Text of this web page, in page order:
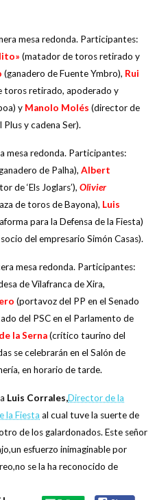
mesa redonda. Participantes:
(matador de toros retirado y
(ganadero de Fuente Ymbro), Rui
toros retirado, apoderado y
y Manolo Molés (director de
y cadena Ser).
mesa redonda. Participantes:
de Palha), Albert
de ‘Els Joglars’), Olivier
de toros de Bayona), Luis
para la Defensa de la Fiesta)
del empresario Simón Casas).
mesa redonda. Participantes:
de Vilafranca de Xira,
(portavoz del PP en el Senado
del PSC en el Parlamento de
la Serna(crítico taurino del
se celebrarán en el Salón de
en horario de tarde.
Luis Corrales,Director de la
la Fiesta al cual tuve la suerte de
de los galardonados. Este señor
esfuerzo inimaginable por
se la ha reconocido de